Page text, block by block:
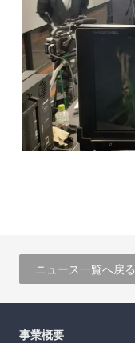
ニュース一覧へ戻る
事業概要